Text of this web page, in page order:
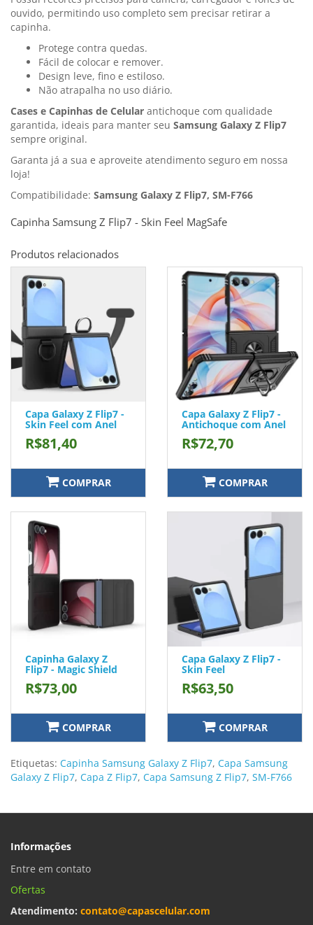
ouvido, permitindo uso completo sem precisar retirar a
capinha.
Protege contra quedas.
Fácil de colocar e remover.
Design leve, fino e estiloso.
Não atrapalha no uso diário.
Cases e Capinhas de Celular antichoque com qualidade
garantida, ideais para manter seu Samsung Galaxy Z Flip7
sempre original.
Garanta já a sua e aproveite atendimento seguro em nossa
loja!
Compatibilidade: Samsung Galaxy Z Flip7, SM-F766
Capinha Samsung Z Flip7 - Skin Feel MagSafe
Produtos relacionados
Capa Galaxy Z Flip7 -
Skin Feel com Anel
R$81,40
COMPRAR
Capa Galaxy Z Flip7 -
Antichoque com Anel
R$72,70
COMPRAR
Capinha Galaxy Z
Flip7 - Magic Shield
R$73,00
COMPRAR
Capa Galaxy Z Flip7 -
Skin Feel
R$63,50
COMPRAR
Etiquetas: Capinha Samsung Galaxy Z Flip7, Capa Samsung
Galaxy Z Flip7, Capa Z Flip7, Capa Samsung Z Flip7, SM-F766
Informações
Entre em contato
Ofertas
Atendimento: contato@capascelular.com